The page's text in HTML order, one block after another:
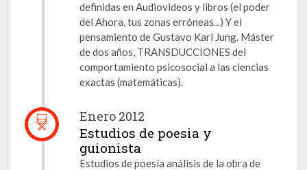
definidas en Audiovideos y libros (el poder
del Ahora, tus zonas erróneas...) Y el
pensamiento de Gustavo Karl Jung. Máster
de dos años, TRANSDUCCIONES del
comportamiento psicosocial a las ciencias
exactas (matemáticas).
Enero 2012
Estudios de poesia y
guionista
Estudios de poesía análisis de la obra de